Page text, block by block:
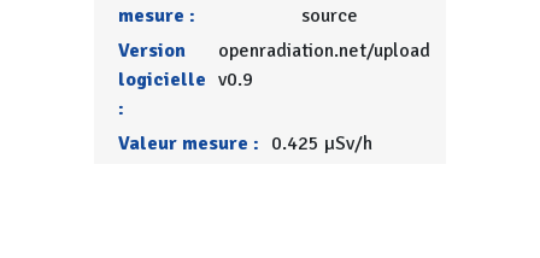
mesure :
source
Version
logicielle
:
openradiation.net/upload
v0.9
Valeur mesure : 0.425 µSv/h